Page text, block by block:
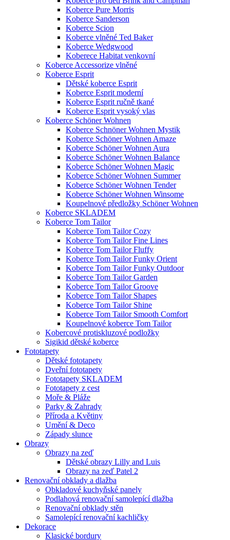
Koberce Pure Morris
Koberce Sanderson
Koberce Scion
Koberce vlněné Ted Baker
Koberce Wedgwood
Koberece Habitat venkovní
Koberce Accessorize vlněné
Koberce Esprit
Dětské koberce Esprit
Koberce Esprit moderní
Koberce Esprit ručně tkané
Koberce Esprit vysoký vlas
Koberce Schöner Wohnen
Koberce Schnöner Wohnen Mystik
Koberce Schöner Wohnen Amaze
Koberce Schöner Wohnen Aura
Koberce Schöner Wohnen Balance
Koberce Schöner Wohnen Magic
Koberce Schöner Wohnen Summer
Koberce Schöner Wohnen Tender
Koberce Schöner Wohnen Winsome
Koupelnové předložky Schöner Wohnen
Koberce SKLADEM
Koberce Tom Tailor
Koberce Tom Tailor Cozy
Koberce Tom Tailor Fine Lines
Koberce Tom Tailor Fluffy
Koberce Tom Tailor Funky Orient
Koberce Tom Tailor Funky Outdoor
Koberce Tom Tailor Garden
Koberce Tom Tailor Groove
Koberce Tom Tailor Shapes
Koberce Tom Tailor Shine
Koberce Tom Tailor Smooth Comfort
Koupelnové koberce Tom Tailor
Kobercové protiskluzové podložky
Sigikid dětské koberce
Fototapety
Dětské fototapety
Dveřní fototapety
Fototapety SKLADEM
Fototapety z cest
Moře & Pláže
Parky & Zahrady
Příroda a Květiny
Umění & Deco
Západy slunce
Obrazy
Obrazy na zeď
Dětské obrazy Lilly and Luis
Obrazy na zeď Patel 2
Renovační obklady a dlažba
Obkladové kuchyňské panely
Podlahová renovační samolepící dlažba
Renovační obklady stěn
Samolepící renovační kachličky
Dekorace
Klasické bordury